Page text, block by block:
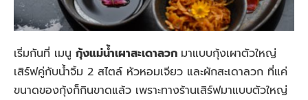
เริ่มกันที่ เมนู กุ้งแม่น้ำเผาสะเดาลวก มาแบบกุ้งเผาตัวใหญ่
เสิร์ฟคู่กับน้ำจิ้ม 2 สไตล์ หัวหอมเจียว และผักสะเดาลวก ที่แค่
ขนาดของกุ้งก็กินขาดแล้ว เพราะทางร้านเสิร์ฟมาแบบตัวใหญ่